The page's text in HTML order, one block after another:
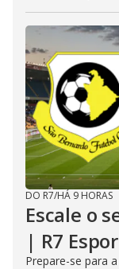
DO R7/HÁ 9 HORAS
Escale o
| R7
Prepare-se para